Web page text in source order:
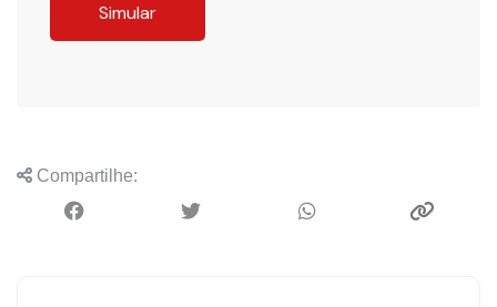
Simular
Compartilhe: